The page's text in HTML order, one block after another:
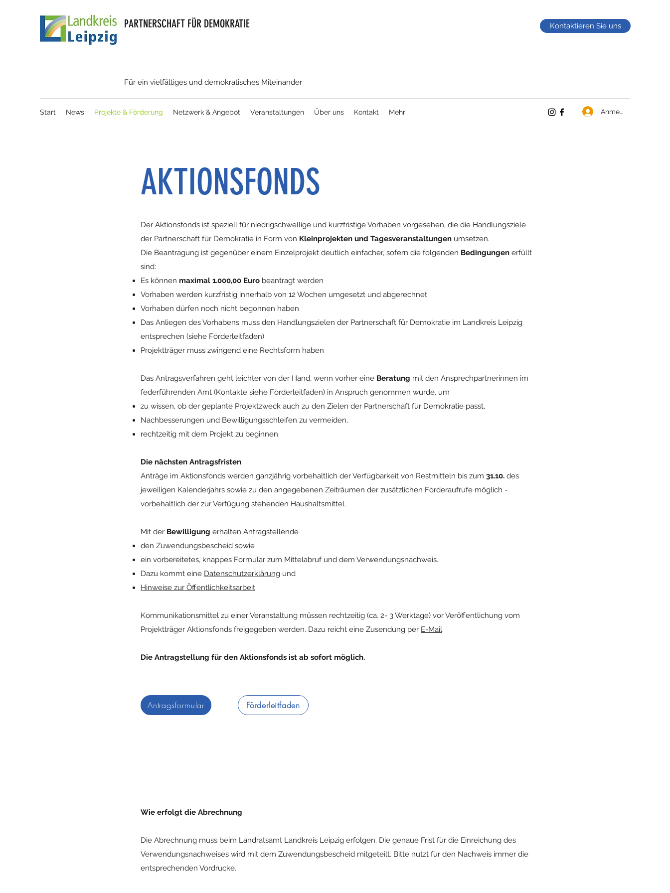
PARTNERSCHAFT FÜR DEMOKRATIE
Für ein vielfältiges und demokratisches Miteinander
Kontaktieren Sie uns
Start News Projekte & Förderung Netzwerk & Angebot Veranstaltungen Über uns Kontakt Mehr Anmelden
AKTIONSFONDS
Der Aktionsfonds ist speziell für niedrigschwellige und kurzfristige Vorhaben vorgesehen, die die Handlungsziele
der Partnerschaft für Demokratie in Form von Kleinprojekten und Tagesveranstaltungen umsetzen.
Die Beantragung ist gegenüber einem Einzelprojekt deutlich einfacher, sofern die folgenden Bedingungen erfüllt
sind:
Es können maximal 1.000,00 Euro beantragt werden
Vorhaben werden kurzfristig innerhalb von 12 Wochen umgesetzt und abgerechnet
Vorhaben dürfen noch nicht begonnen haben
Das Anliegen des Vorhabens muss den Handlungszielen der Partnerschaft für Demokratie im Landkreis Leipzig
entsprechen (siehe Förderleitfaden)
Projektträger muss zwingend eine Rechtsform haben
Das Antragsverfahren geht leichter von der Hand, wenn vorher eine Beratung mit den Ansprechpartnerinnen im
federführenden Amt (Kontakte siehe Förderleitfaden) in Anspruch genommen wurde, um
zu wissen, ob der geplante Projektzweck auch zu den Zielen der Partnerschaft für Demokratie passt,
Nachbesserungen und Bewilligungsschleifen zu vermeiden,
rechtzeitig mit dem Projekt zu beginnen.
Die nächsten Antragsfristen
Anträge im Aktionsfonds werden ganzjährig vorbehaltlich der Verfügbarkeit von Restmitteln bis zum 31.10. des
jeweiligen Kalenderjahrs sowie zu den angegebenen Zeiträumen der zusätzlichen Förderaufrufe möglich -
vorbehaltlich der zur Verfügung stehenden Haushaltsmittel.
Mit der Bewilligung erhalten Antragstellende
den Zuwendungsbescheid sowie
ein vorbereitetes, knappes Formular zum Mittelabruf und dem Verwendungsnachweis.
Dazu kommt eine Datenschutzerklärung und
Hinweise zur Öffentlichkeitsarbeit.
Kommunikationsmittel zu einer Veranstaltung müssen rechtzeitig (ca. 2- 3 Werktage) vor Veröffentlichung vom
Projektträger Aktionsfonds freigegeben werden. Dazu reicht eine Zusendung per E-Mail.
Die Antragstellung für den Aktionsfonds ist ab sofort möglich.
Antragsformular Förderleitfaden
Wie erfolgt die Abrechnung
Die Abrechnung muss beim Landratsamt Landkreis Leipzig erfolgen. Die genaue Frist für die Einreichung des
Verwendungsnachweises wird mit dem Zuwendungsbescheid mitgeteilt. Bitte nutzt für den Nachweis immer die
entsprechenden Vordrucke.